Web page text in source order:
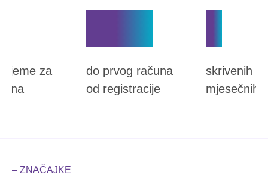
za
do prvog računa
od registracije
skrivenih
mjesečnih
– ZNAČAJKE